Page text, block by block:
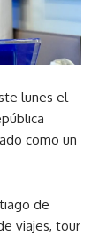
lunes el
como un
de
viajes, tour